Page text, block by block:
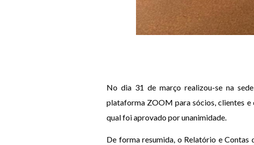
No dia 31 de março realizou-se na
plataforma ZOOM para sócios, clientes e
qual foi aprovado por unanimidade.
De forma resumida, o Relatório e Contas